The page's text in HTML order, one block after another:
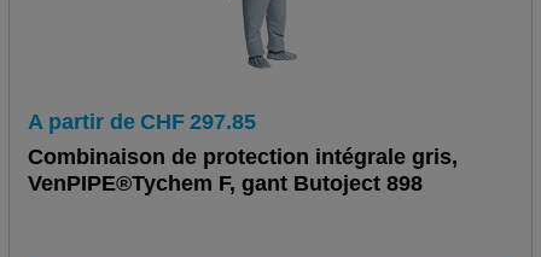
A partir de CHF 297.85
Combinaison de protection intégrale gris,
VenPIPE®Tychem F, gant Butoject 898